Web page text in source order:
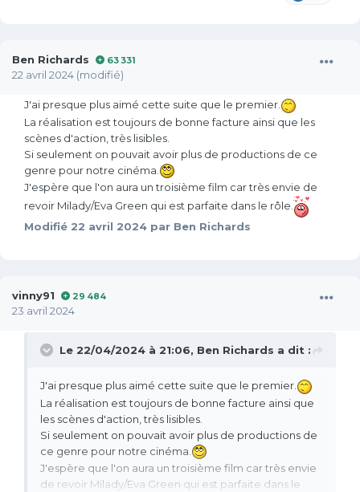
Ben Richards 63 331
22 avril 2024 (modifié)
J'ai presque plus aimé cette suite que le premier.
La réalisation est toujours de bonne facture ainsi que les
scènes d'action, très lisibles.
Si seulement on pouvait avoir plus de productions de ce
genre pour notre cinéma.
J'espère que l'on aura un troisième film car très envie de
revoir Milady/Eva Green qui est parfaite dans le rôle.
Modifié 22 avril 2024 par Ben Richards
vinny91 29 484
23 avril 2024
Le 22/04/2024 à 21:06, Ben Richards a dit :
J'ai presque plus aimé cette suite que le premier.
La réalisation est toujours de bonne facture ainsi que
les scènes d'action, très lisibles.
Si seulement on pouvait avoir plus de productions de
ce genre pour notre cinéma.
J'espère que l'on aura un troisième film car très envie
de revoir Milady/Eva Green qui est parfaite dans le